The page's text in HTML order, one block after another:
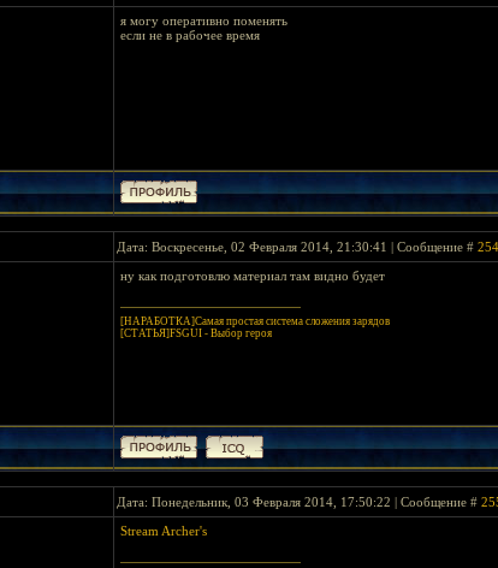
я могу оперативно поменять
если не в рабочее время
Дата: Воскресенье, 02 Февраля 2014, 21:30:41 | Сообщение # 254
ну как подготовлю материал там видно будет
[НАРАБОТКА]Самая простая система сложения зарядов
[СТАТЬЯ]FSGUI - Выбор героя
Дата: Понедельник, 03 Февраля 2014, 17:50:22 | Сообщение #
Stream Archer's